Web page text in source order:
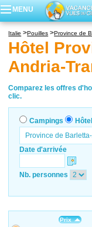
MENU
Italie Pouilles Province de
Hôtel
Andria-
Comparez les offres
clic.
Campings
Date d'arrivée
Nb. personnes
Prix